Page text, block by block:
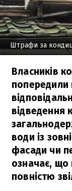
Штрафи за
Власників
відведення
води із
фасади чи
означає, що
повністю